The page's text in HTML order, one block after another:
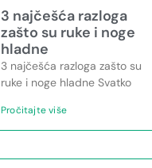
3 najčešća razloga
zašto su ruke i noge
hladne
3 najčešća razloga zašto su
ruke i noge hladne Svatko
Pročitajte više